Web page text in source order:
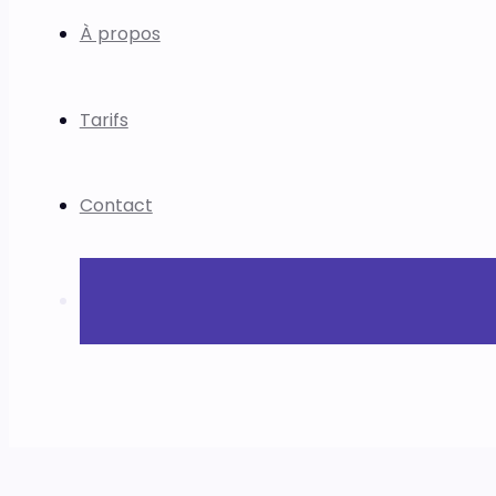
À propos
Tarifs
Contact